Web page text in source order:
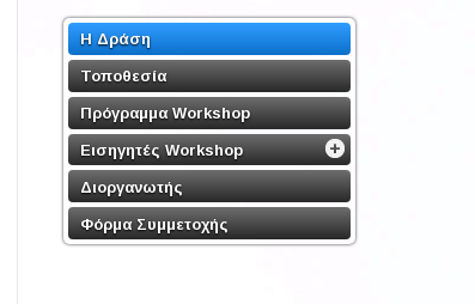
Η Δράση
Τοποθεσία
Πρόγραμμα Workshop
Εισηγητές Workshop
Διοργανωτής
Φόρμα Συμμετοχής